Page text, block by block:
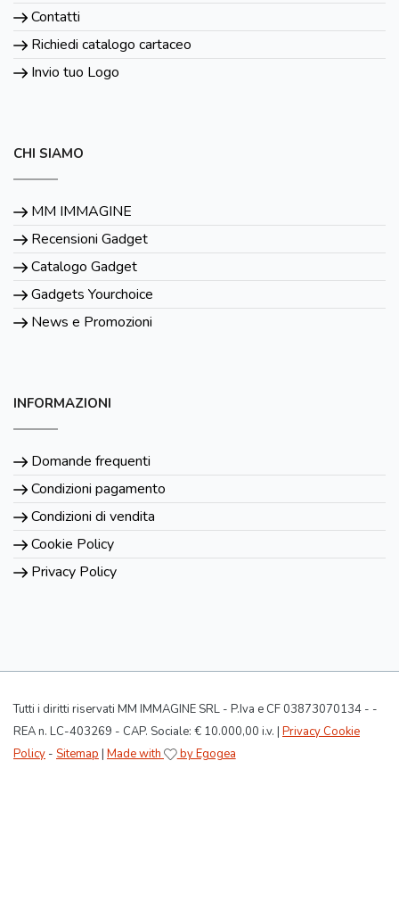
Contatti
Richiedi catalogo cartaceo
Invio tuo Logo
CHI SIAMO
MM IMMAGINE
Recensioni Gadget
Catalogo Gadget
Gadgets Yourchoice
News e Promozioni
INFORMAZIONI
Domande frequenti
Condizioni pagamento
Condizioni di vendita
Cookie Policy
Privacy Policy
Tutti i diritti riservati MM IMMAGINE SRL - P.Iva e CF 03873070134 - -
REA n. LC-403269 - CAP. Sociale: € 10.000,00 i.v. | Privacy Cookie
Policy - Sitemap | Made with by Egogea